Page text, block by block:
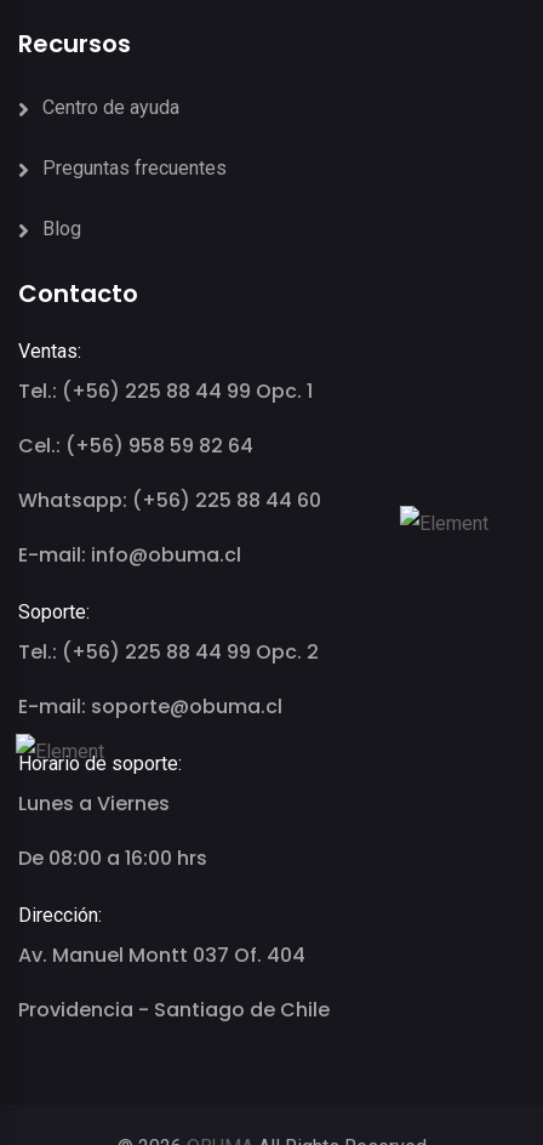
Recursos
Centro de ayuda
Preguntas frecuentes
Blog
Contacto
Ventas:
Tel.: (+56) 225 88 44 99 Opc. 1
Cel.: (+56) 958 59 82 64
Whatsapp: (+56) 225 88 44 60
E-mail: info@obuma.cl
Soporte:
Tel.: (+56) 225 88 44 99 Opc. 2
E-mail: soporte@obuma.cl
Horario de soporte:
Lunes a Viernes
De 08:00 a 16:00 hrs
Dirección:
Av. Manuel Montt 037 Of. 404
Providencia - Santiago de Chile